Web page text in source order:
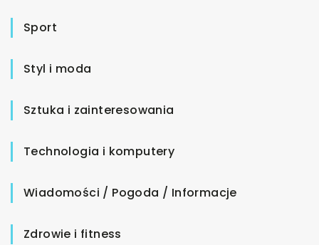
Sport
Styl i moda
Sztuka i zainteresowania
Technologia i komputery
Wiadomości / Pogoda / Informacje
Zdrowie i fitness